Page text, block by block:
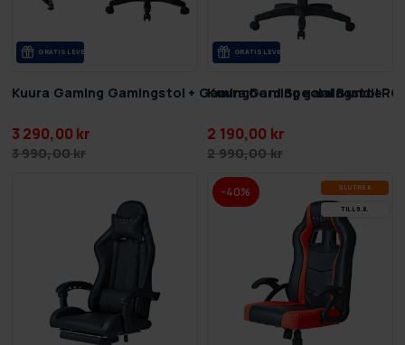
GRA­TIS LE­VE­RANS
Kuura Gaming Gamingstol + Gamingbord Special Bundle
3 290,00 kr
3 990,00 kr
GRA­TIS LE­VE­RANS
Kuura Gaming gamingstol
2 190,00 kr
2 990,00 kr
-40% SLUT­REA
TILL 9.8.